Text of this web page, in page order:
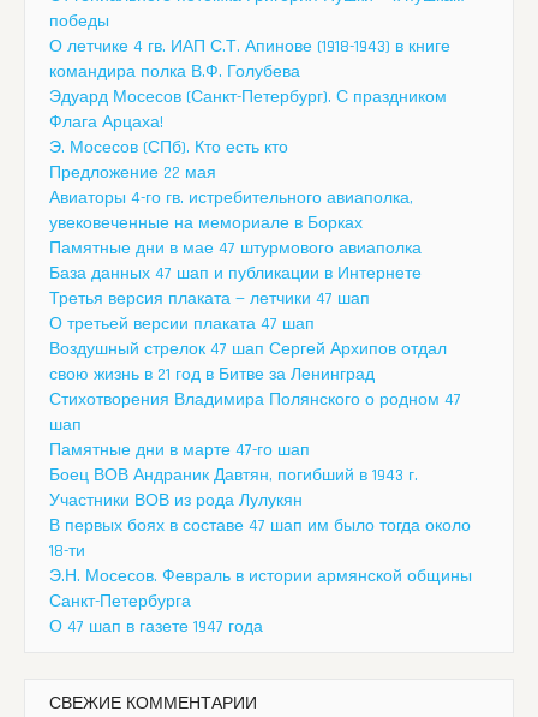
победы
О летчике 4 гв. ИАП С.Т. Апинове (1918-1943) в книге
командира полка В.Ф. Голубева
Эдуард Мосесов (Санкт-Петербург). С праздником
Флага Арцаха!
Э. Мосесов (СПб). Кто есть кто
Предложение 22 мая
Авиаторы 4-го гв. истребительного авиаполка,
увековеченные на мемориале в Борках
Памятные дни в мае 47 штурмового авиаполка
База данных 47 шап и публикации в Интернете
Третья версия плаката — летчики 47 шап
О третьей версии плаката 47 шап
Воздушный стрелок 47 шап Сергей Архипов отдал
свою жизнь в 21 год в Битве за Ленинград
Стихотворения Владимира Полянского о родном 47
шап
Памятные дни в марте 47-го шап
Боец ВОВ Андраник Давтян, погибший в 1943 г.
Участники ВОВ из рода Лулукян
В первых боях в составе 47 шап им было тогда около
18-ти
Э.Н. Мосесов. Февраль в истории армянской общины
Санкт-Петербурга
О 47 шап в газете 1947 года
СВЕЖИЕ КОММЕНТАРИИ